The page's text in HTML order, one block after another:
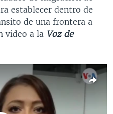
establecer dentro de
de una frontera a
video a la Voz de